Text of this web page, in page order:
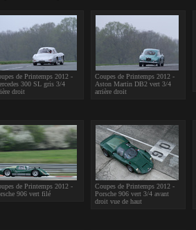
de Printemps 2012 -
300 SL gris 3/4
droit
Coupes de Printemps 2012 -
Aston Martin DB2 vert 3/4
arrière droit
de Printemps 2012 -
906 vert filé
Coupes de Printemps 2012 -
Porsche 906 vert 3/4 avant
droit vue de haut